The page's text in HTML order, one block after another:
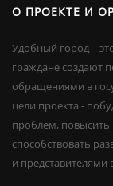
О ПРОЕКТЕ И
Удобный город –
граждане создают
обращениями в
цели проекта -
проблем, повысить
способствовать
и представителями